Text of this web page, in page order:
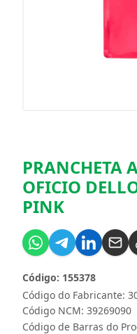
PRANCHETA
OFICIO
PINK
Código do Fabricante:
Código: 155378
Código NCM: 39269090
Código de Barras do